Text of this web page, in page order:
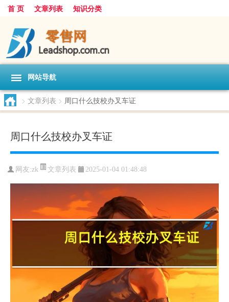
首 页 文章列表 知识分类
网站导航
> 文章列表 > 周口什么技校办叉车证
周口什么技校办叉车证
网友:zk 文章列表 2025-01-04 01:48:48